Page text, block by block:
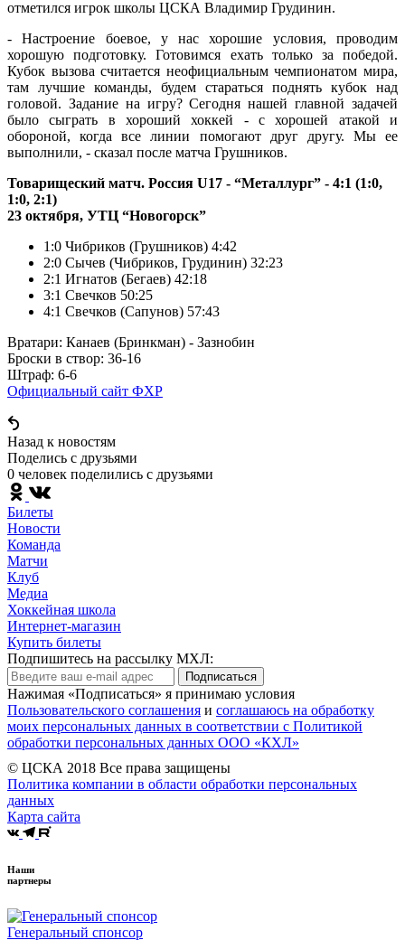
отметился игрок школы ЦСКА Владимир Грудинин.
- Настроение боевое, у нас хорошие условия, проводим
хорошую подготовку. Готовимся ехать только за победой.
Кубок вызова считается неофициальным чемпионатом мира,
там лучшие команды, будем стараться поднять кубок над
головой. Задание на игру? Сегодня нашей главной задачей
было сыграть в хороший хоккей - с хорошей атакой и
обороной, когда все линии помогают друг другу. Мы ее
выполнили, - сказал после матча Грушников.
Товарищеский матч. Россия U17 - “Металлург” - 4:1 (1:0,
1:0, 2:1)
23 октября, УТЦ “Новогорск”
1:0 Чибриков (Грушников) 4:42
2:0 Сычев (Чибриков, Грудинин) 32:23
2:1 Игнатов (Бегаев) 42:18
3:1 Свечков 50:25
4:1 Свечков (Сапунов) 57:43
Вратари: Канаев (Бринкман) - Зазнобин
Броски в створ: 36-16
Штраф: 6-6
Официальный сайт ФХР
Назад к новостям
Поделись c друзьями
0 человек поделились c друзьями
Билеты
Новости
Команда
Матчи
Клуб
Медиа
Хоккейная школа
Интернет-магазин
Купить билеты
Подпишитесь на рассылку МХЛ:
Подписаться
Нажимая «Подписаться» я принимаю условия
Пользовательского соглашения и соглашаюсь на обработку
моих персональных данных в соответствии с Политикой
обработки персональных данных ООО «КХЛ»
© ЦСКА 2018 Все права защищены
Политика компании в области обработки персональных
данных
Карта сайта
Наши
партнеры
Генеральный спонсор